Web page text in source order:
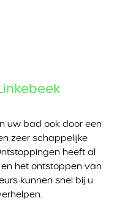
uw bad ook door een
zeer schappelijke
heeft al
het ontstoppen van
kunnen snel bij u